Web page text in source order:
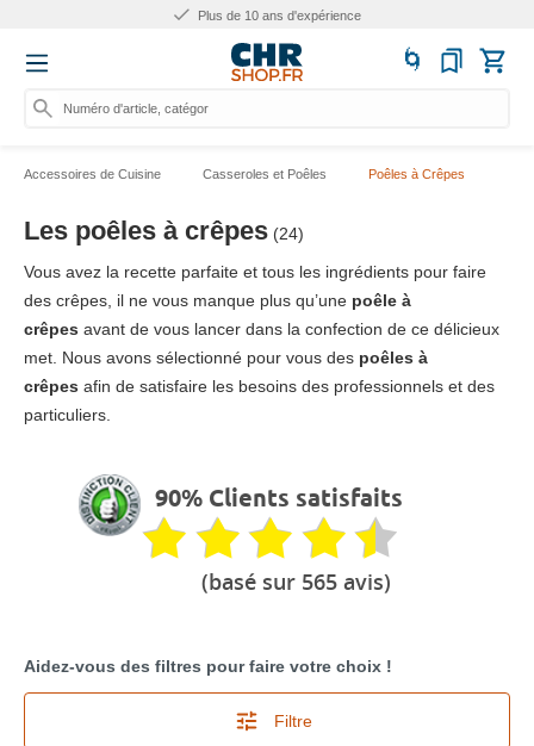
Plus de 25.000 produits
Numéro d'article, catégorie ou nom
Accessoires de Cuisine Casseroles et Poêles Poêles à Crêpes
Les poêles à crêpes (24)
Vous avez la recette parfaite et tous les ingrédients pour faire
des crêpes, il ne vous manque plus qu’une poêle à
crêpes avant de vous lancer dans la confection de ce délicieux
met. Nous avons sélectionné pour vous des poêles à
crêpes afin de satisfaire les besoins des professionnels et des
particuliers.
90% Clients satisfaits
(basé sur 565 avis)
Aidez-vous des filtres pour faire votre choix !
Filtre